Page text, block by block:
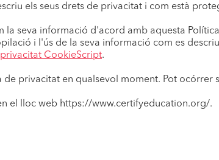
els seus drets de privacitat i com està
la seva informació d'acord amb aquesta
i l'ús de la seva informació com es
CookieScript.
privacitat en qualsevol moment. Pot ocórrer
el lloc web https://www.certifyeducation.org/.